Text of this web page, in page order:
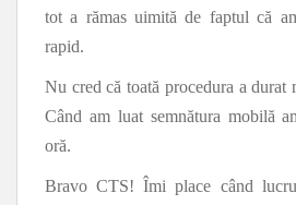
tot a rămas uimită de faptul că
rapid.
Nu cred că toată procedura a durat
Când am luat semnătura mobilă
oră.
Bravo CTS! Îmi place când